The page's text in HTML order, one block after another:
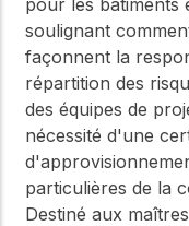
pour les bâtiments
soulignant
façonnent la
répartition des
des équipes de
nécessité d'une
particulières de la
Destiné aux